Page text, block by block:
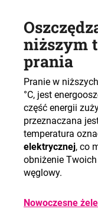
niższym
prania
Pranie w
°C, jest
część energii
przeznaczana
temperatura
elektrycznej, co
obniżenie
węglowy.
Nowoczesne